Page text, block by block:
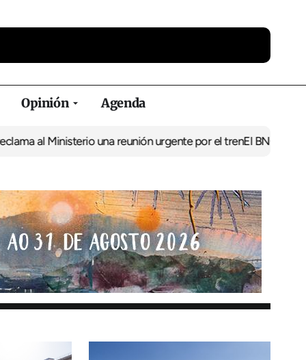
Opinión Agenda
una reunión urgente por el trenEl BNG exige la